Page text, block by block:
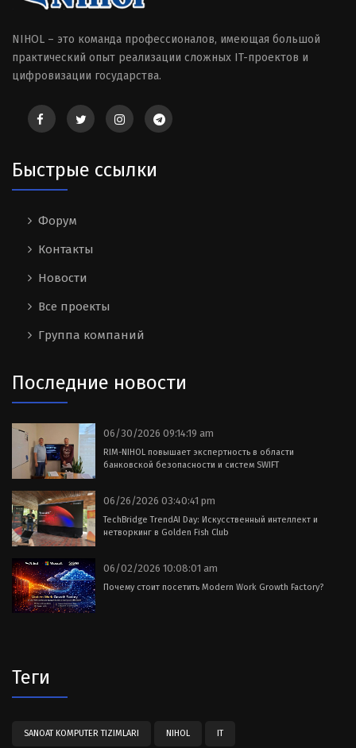
NIHOL – это команда профессионалов, имеющая большой
практический опыт реализации сложных IT-проектов и
цифровизации государства.
Быстрые ссылки
Форум
Контакты
Новости
Все проекты
Группа компаний
Последние новости
06/30/2026 09:14:19 am
RIM-NIHOL повышает экспертность в области
банковской безопасности и систем SWIFT
06/26/2026 03:40:41 pm
TechBridge TrendAI Day: Искусственный интеллект и
нетворкинг в Golden Fish Club
06/02/2026 10:08:01 am
Почему стоит посетить Modern Work Growth Factory?
Теги
SANOAT KOMPUTER TIZIMLARI NIHOL IT